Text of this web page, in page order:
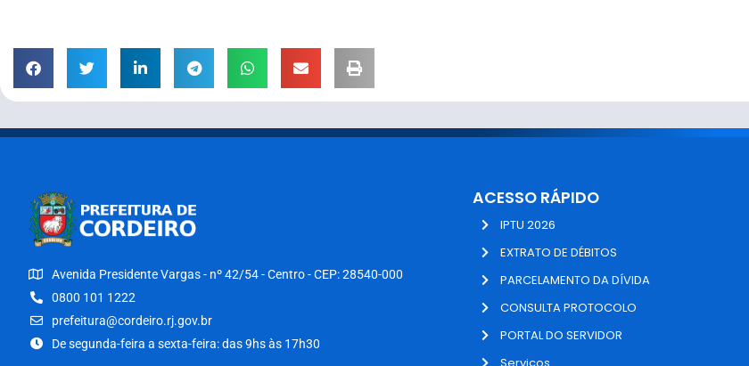
Avenida Presidente Vargas - nº 42/54 - Centro - CEP: 28540-000
0800 101 1222
prefeitura@cordeiro.rj.gov.br
De segunda-feira a sexta-feira: das 9hs às 17h30
ACESSO RÁPIDO
IPTU 2026
EXTRATO DE DÉBITOS
PARCELAMENTO DA DÍVIDA
CONSULTA PROTOCOLO
PORTAL DO SERVIDOR